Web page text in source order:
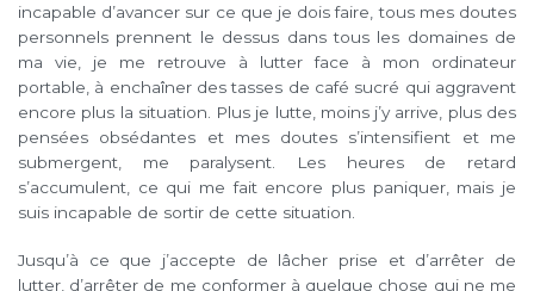
incapable d’avancer sur ce que je dois faire, tous mes doutes
personnels prennent le dessus dans tous les domaines de
ma vie, je me retrouve à lutter face à mon ordinateur
portable, à enchaîner des tasses de café sucré qui aggravent
encore plus la situation. Plus je lutte, moins j’y arrive, plus des
pensées obsédantes et mes doutes s’intensifient et me
submergent, me paralysent. Les heures de retard
s’accumulent, ce qui me fait encore plus paniquer, mais je
suis incapable de sortir de cette situation.
Jusqu’à ce que j’accepte de lâcher prise et d’arrêter de
lutter, d’arrêter de me conformer à quelque chose qui ne me